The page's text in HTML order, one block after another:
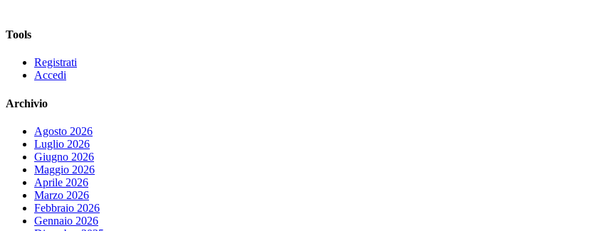
Tools
Registrati
Accedi
Archivio
Agosto 2026
Luglio 2026
Giugno 2026
Maggio 2026
Aprile 2026
Marzo 2026
Febbraio 2026
Gennaio 2026